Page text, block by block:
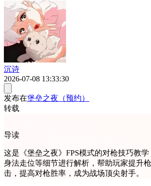
沉诗
2026-07-08 13:33:30
发布在堡垒之夜（预约）
转载
导读
这是《堡垒之夜》FPS模式的对枪技巧教学
身法走位等细节进行解析，帮助玩家提升
击，提高对枪胜率，成为战场顶尖射手。